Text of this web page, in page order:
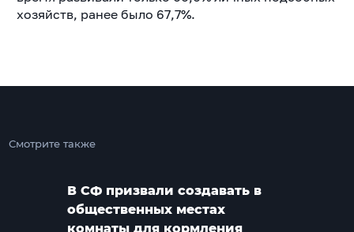
хозяйств, ранее было 67,7%.
Смотрите также
В СФ призвали создавать в
общественных местах
комнаты для кормления